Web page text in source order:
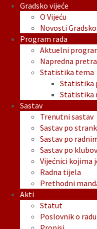
Gradsko vijeće
O Vijeću
Novosti
Program rada
Aktuelni
Napredna
Statistika tema
Statistika
Statistika
Sastav
Trenutni sastav
Sastav po
Sastav po
Sastav po
Vijećnici kojima
Radna tijela
Prethodni
Akti
Statut
Poslovnik o radu